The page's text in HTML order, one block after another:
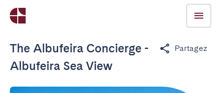
The Albufeira Concierge -
Albufeira Sea View
Partagez